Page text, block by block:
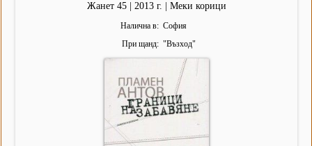
Жанет 45 | 2013 г. | Меки корици
Налична в
София
При щанд
"Възход"